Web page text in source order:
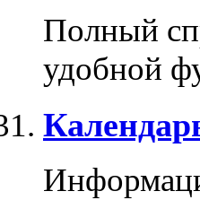
Полный
удобной